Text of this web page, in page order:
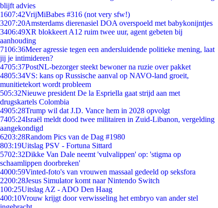
blijft advies
1607:42VrijMiBabes #316 (not very sfw!)
3207:20Amsterdams dierenasiel DOA overspoeld met babykonijntjes
3406:49XR blokkeert A12 ruim twee uur, agent gebeten bij
aanhouding
7106:36Meer agressie tegen een andersluidende politieke mening, laat
jij je intimideren?
4705:37PostNL-bezorger steekt bewoner na ruzie over pakket
4805:34VS: kans op Russische aanval op NAVO-land groeit,
munitietekort wordt probleem
505:32Nieuwe president De la Espriella gaat strijd aan met
drugskartels Colombia
4905:28Trump wil dat J.D. Vance hem in 2028 opvolgt
7405:24Israël meldt dood twee militairen in Zuid-Libanon, vergelding
aangekondigd
6203:28Random Pics van de Dag #1980
803:19Uitslag PSV - Fortuna Sittard
5702:32Dikke Van Dale neemt 'vulvalippen' op: 'stigma op
schaamlippen doorbreken'
4000:59Vinted-foto's van vrouwen massaal gedeeld op seksfora
2200:28Jesus Simulator komt naar Nintendo Switch
100:25Uitslag AZ - ADO Den Haag
400:10Vrouw krijgt door verwisseling het embryo van ander stel